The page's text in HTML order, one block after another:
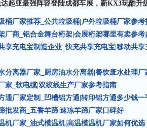
达起亚最强阵容登陆成都车展，新KX3玩酷升
桶厂家推荐_公共垃圾桶|户外垃圾桶厂家参考
厂商_铝合金舞台桁架|会展桁架哪里有卖参考
享充电宝制造企业_快充共享充电宝|移动共
分离器厂家_厨房油水分离器|餐饮废水处理厂
家_软电缆|双绞线生产厂家参考指南
通厂家定制_凹槽铝方通|转印铝方通多少钱一
批发商_五香羊蹄|速冻羊蹄厂家口碑好
机厂家_油式模温机|高温模温机厂家如何优选